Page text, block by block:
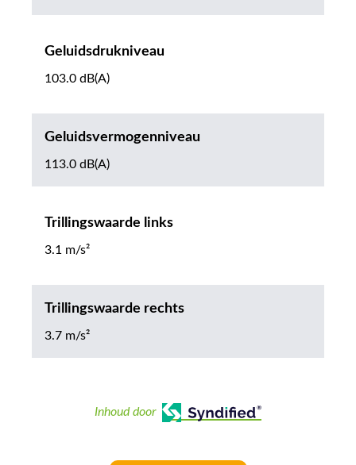
Geluidsdrukniveau
103.0 dB(A)
Geluidsvermogenniveau
113.0 dB(A)
Trillingswaarde links
3.1 m/s²
Trillingswaarde rechts
3.7 m/s²
Inhoud door